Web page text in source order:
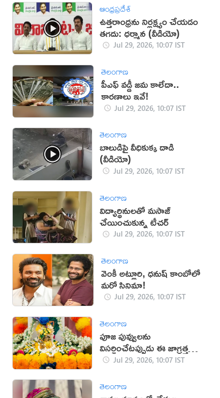
ఆంధ్రప్రదేశ్
ఉత్తరాంధ్రను నిర్లక్ష్యం చేయడం
తగదు: ధర్మాన (వీడియో)
Jul 29, 2026, 10:07 IST
తెలంగాణ
పీఎఫ్ వడ్డీ జమ కాలేదా..
కారణాలు ఇవే!
Jul 29, 2026, 10:07 IST
తెలంగాణ
బాలుడిపై వీధికుక్క దాడి
(వీడియో)
Jul 29, 2026, 10:07 IST
తెలంగాణ
విద్యార్థినులతో మసాజ్
చేయించుకున్న టీచర్
Jul 29, 2026, 10:07 IST
తెలంగాణ
వెంకీ అట్లూరి, ధనుష్ కాంబోలో
మరో సినిమా!
Jul 29, 2026, 10:07 IST
తెలంగాణ
పూజ పువ్వులను
విసర్జించేటప్పుడు ఈ జాగ్రత్తలు
తప్పనిసరి!
Jul 29, 2026, 10:07 IST
తెలంగాణ